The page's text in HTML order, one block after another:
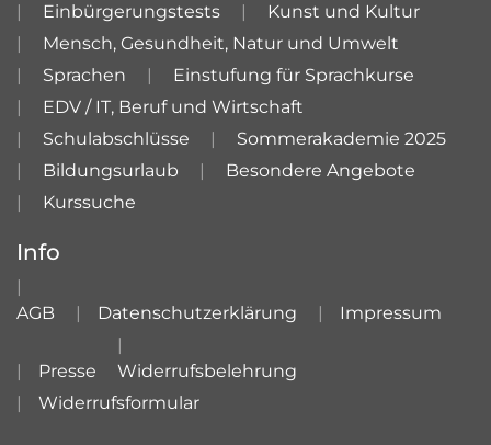
Einbürgerungstests
Kunst und Kultur
Mensch, Gesundheit, Natur und Umwelt
Sprachen
Einstufung für Sprachkurse
EDV / IT, Beruf und Wirtschaft
Schulabschlüsse
Sommerakademie 2025
Bildungsurlaub
Besondere Angebote
Kurssuche
Info
AGB Datenschutzerklärung Impressum
Presse
Widerrufsbelehrung
Widerrufsformular